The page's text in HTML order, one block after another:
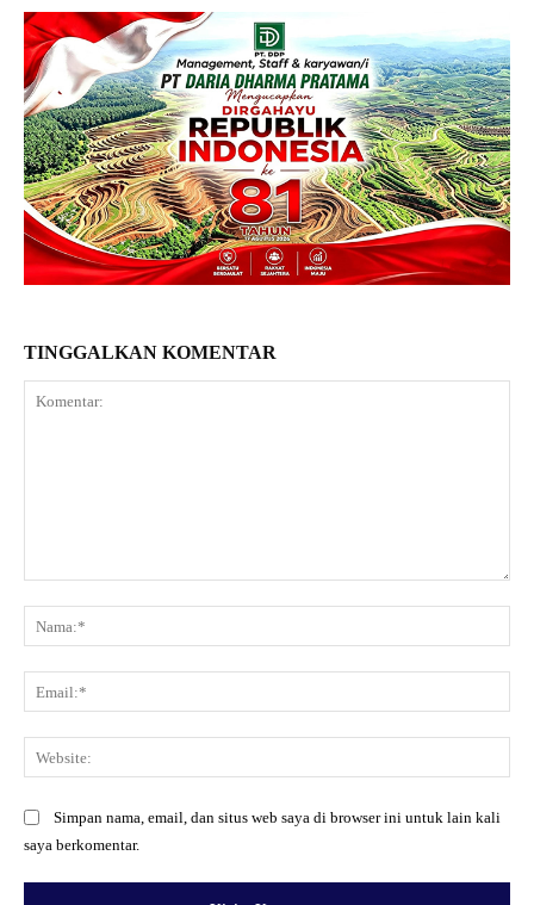
TINGGALKAN KOMENTAR
Simpan nama, email, dan situs web saya di browser ini untuk lain kali
saya berkomentar.